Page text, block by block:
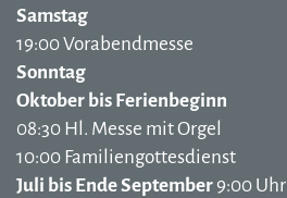
Samstag
19:00 Vorabendmesse
Sonntag
Oktober bis Ferienbeginn
08:30 Hl. Messe mit Orgel
10:00 Familiengottesdienst
Juli bis Ende September 9:00 Uhr